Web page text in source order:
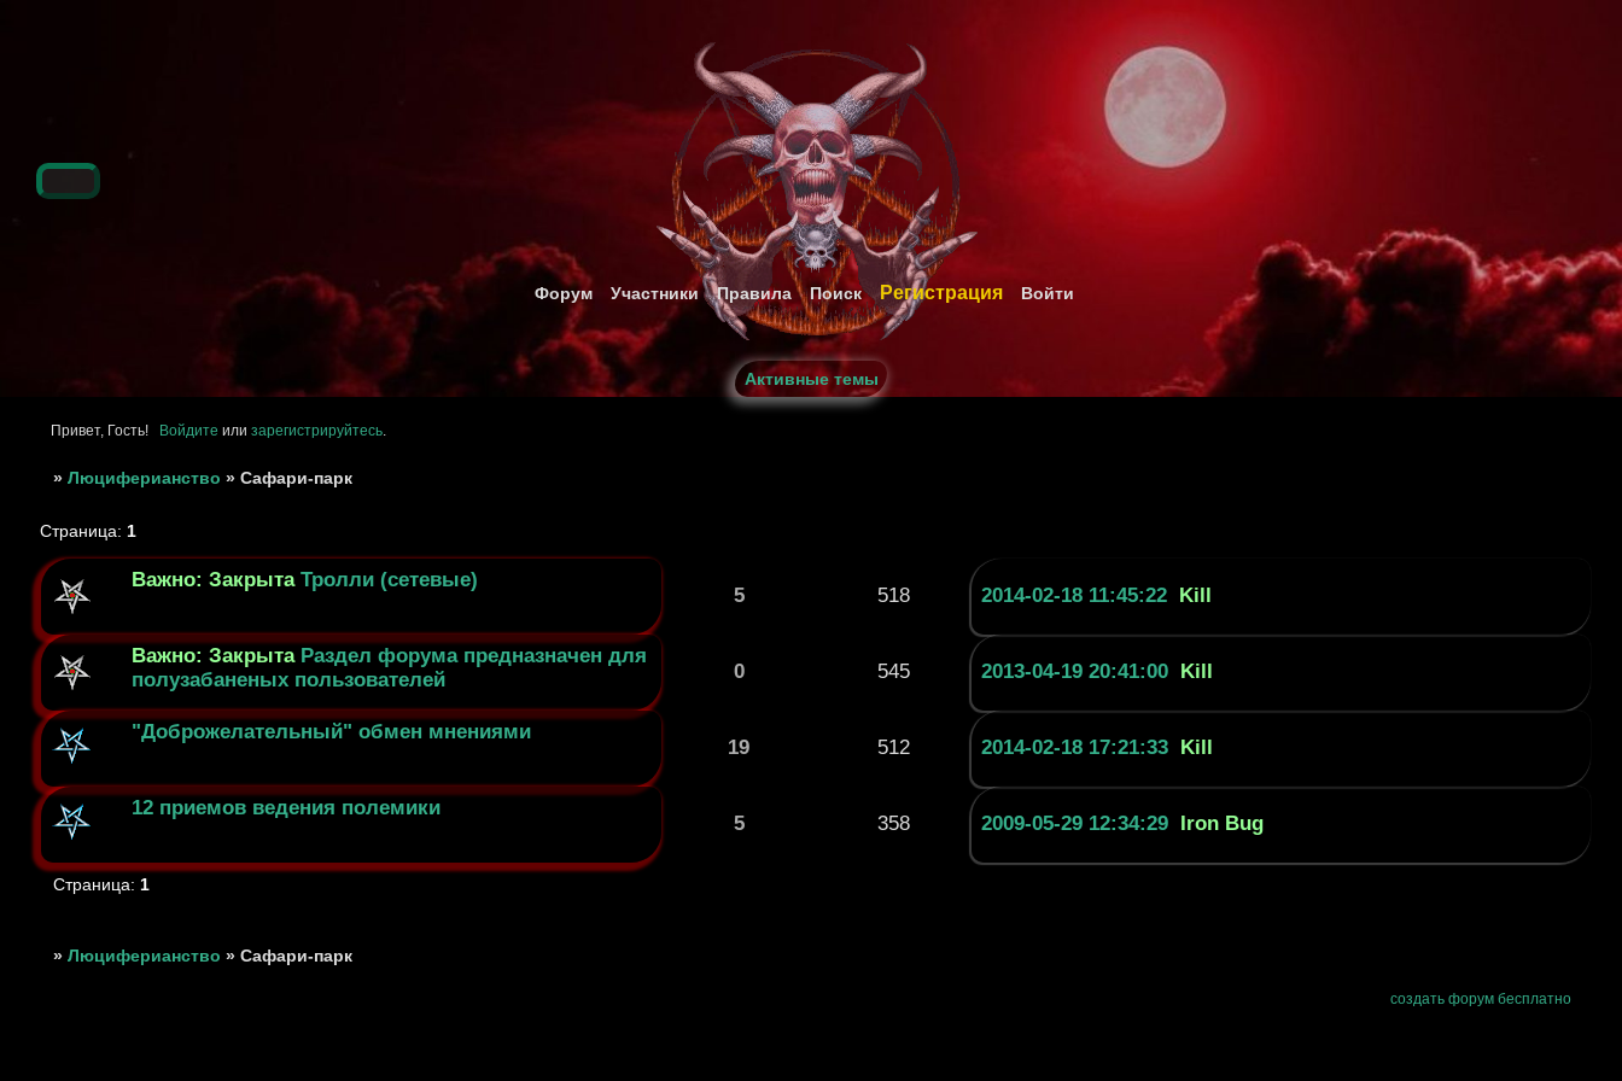
Форум Участники Правила Поиск Регистрация Войти
Активные темы
Привет, Гость! Войдите или зарегистрируйтесь
»Люциферианство »Сафари-парк
Страница: 1
Важно: ЗакрытаТролли (сетевые)
5 518 2014-02-18 11:45:22 Kill
Важно: Закрыта Раздел форума предназначен для
полузабаненых пользователей
0 545 2013-04-19 20:41:00 Kill
"Доброжелательный" обмен мнениями
19 512 2014-02-18 17:21:33 Kill
12 приемов ведения полемики
5 358 2009-05-29 12:34:29 Iron Bug
Страница: 1
»Люциферианство »Сафари-парк
создать форум бесплатно